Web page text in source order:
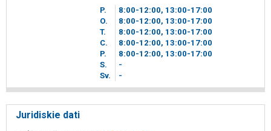
P. 8 00-12 00, 13 00-17 00
O.
8 00-12 00, 13 00-17 00
T.
8 00-12 00, 13 00-17 00
C.
8 00-12 00, 13 00-17 00
P.
8 00-12 00, 13 00-17 00
S.
-
Sv.
-
Juridiskie dati